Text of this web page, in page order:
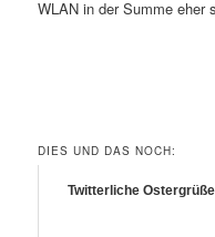
WLAN in der Summe
DIES UND DAS NOCH:
Twitterliche Ostergrüße